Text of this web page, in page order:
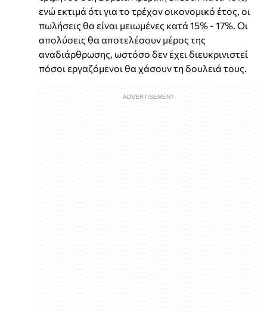
ενώ εκτιμά ότι για το τρέχον οικονομικό έτος, οι
πωλήσεις θα είναι μειωμένες κατά 15% - 17%. Οι
απολύσεις θα αποτελέσουν μέρος της
αναδιάρθρωσης, ωστόσο δεν έχει διευκρινιστεί
πόσοι εργαζόμενοι θα χάσουν τη δουλειά τους.